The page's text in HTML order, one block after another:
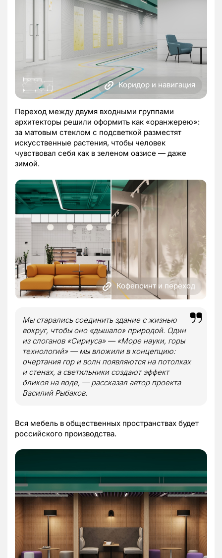
Коридор и навигация
Переход между двумя входными группами
архитекторы решили оформить как «оранжерею»:
за матовым стеклом с подсветкой разместят
искусственные растения, чтобы человек
чувствовал себя как в зеленом оазисе — даже
зимой.
Кофепоинт и переход
Мы старались соединить здание с жизнью
вокруг, чтобы оно «дышало» природой. Один
из слоганов «Сириуса» — «Море науки, горы
технологий» — мы вложили в концепцию:
очертания гор и волн появляются на потолках
и стенах, а светильники создают эффект
бликов на воде, — рассказал автор проекта
Василий Рыбаков.
Вся мебель в общественных пространствах будет
российского производства.